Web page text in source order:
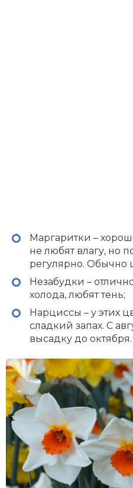
Маргаритки –
не любят влагу, но
регулярно. Обычно
Незабудки –
холода, любят тень;
Нарциссы – у этих
сладкий запах. С
высадку до октября.